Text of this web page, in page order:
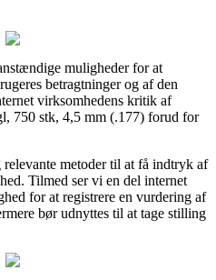
muligheder for at
betragtninger og af den
virksomhedens kritik af
750 stk, 4,5 mm (.177) forud for
metoder til at få indtryk af
Tilmed ser vi en del internet
for at registrere en vurdering af
bør udnyttes til at tage stilling